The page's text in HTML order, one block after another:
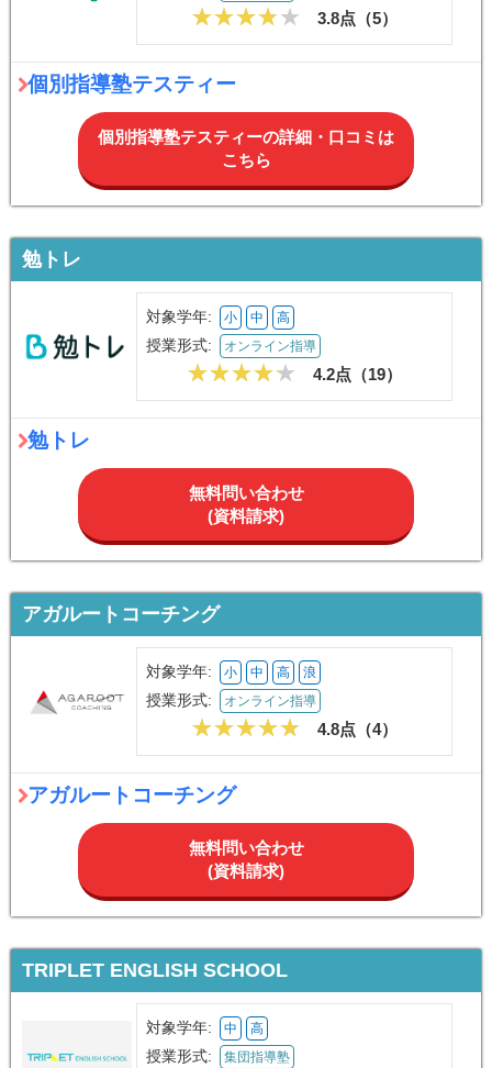
3.8点（5）
個別指導塾テスティー
個別指導塾テスティーの詳細・口コミは
こちら
勉トレ
対象学年: 小 中 高
授業形式: オンライン指導
4.2点（19）
勉トレ
無料問い合わせ
(資料請求)
アガルートコーチング
対象学年: 小 中 高 浪
授業形式: オンライン指導
4.8点（4）
アガルートコーチング
無料問い合わせ
(資料請求)
TRIPLET ENGLISH SCHOOL
対象学年: 中 高
授業形式: 集団指導塾